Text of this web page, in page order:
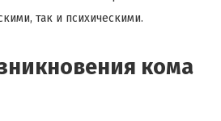
так и психическими.
кома